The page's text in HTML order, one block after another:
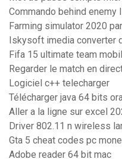
Commando behind enemy
Farming simulator 2020
Iskysoft imedia converter
Fifa 15 ultimate team
Regarder le match en
Logiciel c++ telecharger
Télécharger java 64 bits
Aller a la ligne sur excel
Driver 802.11 n wireless
Gta 5 cheat codes pc
Adobe reader 64 bit mac